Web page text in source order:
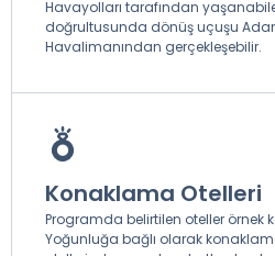
Konaklama Otelleri
Programda belirtilen oteller örnek
Yoğunluğa bağlı olarak